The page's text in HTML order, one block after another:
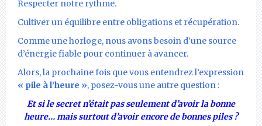
Respecter notre rythme.
Cultiver un équilibre entre obligations et récupération.
Comme une horloge, nous avons besoin d’une source
d’énergie fiable pour continuer à avancer.
Alors, la prochaine fois que vous entendrez l’expression
« pile à l’heure », posez-vous une autre question :
Et si le secret n’était pas seulement d’avoir la bonne
heure… mais surtout d’avoir encore de bonnes piles ?